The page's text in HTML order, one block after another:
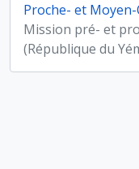
Proche- et
Mission pré- et
(République du